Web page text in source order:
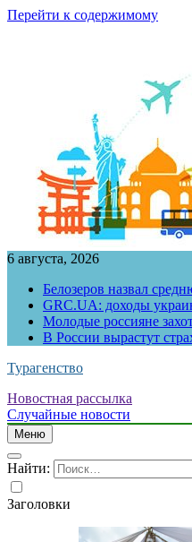
Перейти к содержимому
6 августа, 2026
Белозеров назвал
GRC.UA: доходы
Молодые россияне
В России вырастут
Турагенство
Новостная рассылка
Случайные новости
Меню
Найти:
Заголовки